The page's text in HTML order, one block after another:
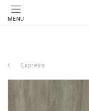
MENU
Express